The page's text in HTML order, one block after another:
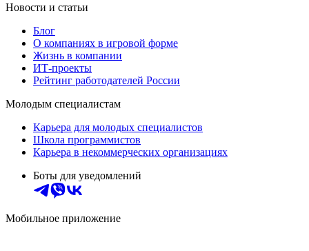
Новости и статьи
Блог
О компаниях в игровой форме
Жизнь в компании
ИТ-проекты
Рейтинг работодателей России
Молодым специалистам
Карьера для молодых специалистов
Школа программистов
Карьера в некоммерческих организациях
Боты для уведомлений
Мобильное приложение